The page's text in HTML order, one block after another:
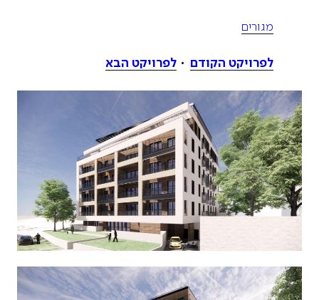
מגורים
לפרויקט הקודם לפרויקט הבא